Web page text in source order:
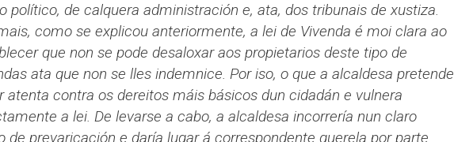
político, de calquera administración e, ata, dos tribunais de xustiza.
como se explicou anteriormente, a lei de Vivenda é moi clara ao
que non se pode desaloxar aos propietarios deste tipo de
ata que non se lles indemnice. Por iso, o que a alcaldesa pretende
atenta contra os dereitos máis básicos dun cidadán e vulnera
a lei. De levarse a cabo, a alcaldesa incorrería nun claro
de prevaricación e daría lugar á correspondente querela por parte